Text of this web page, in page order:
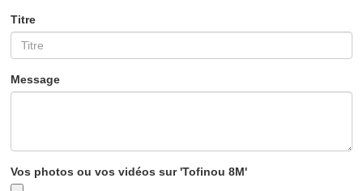
Titre
Message
Vos photos ou vos vidéos sur 'Tofinou 8M'